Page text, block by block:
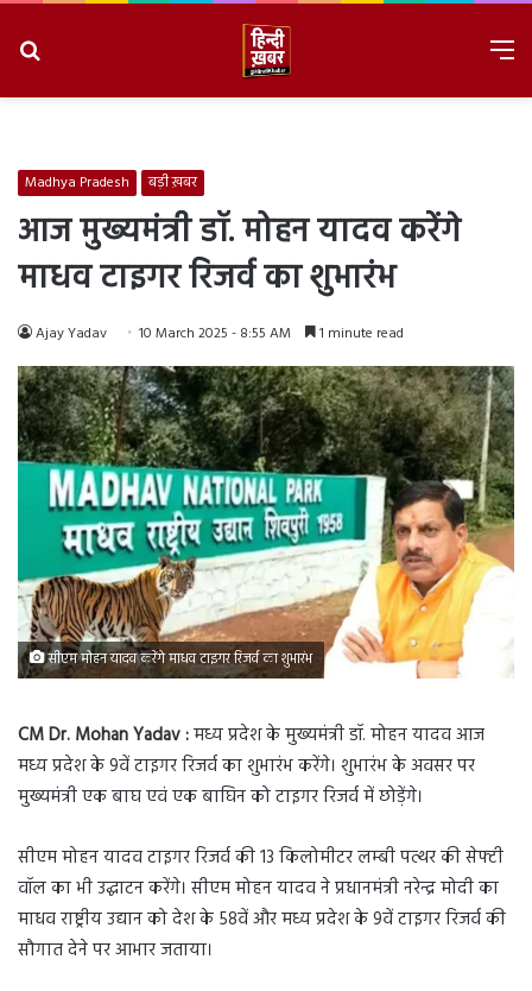
Madhya Pradesh बड़ी ख़बर
आज मुख्यमंत्री डॉ. मोहन यादव करेंगे
माधव टाइगर रिजर्व का शुभारंभ
Ajay Yadav 10 March 2025 - 8:55 AM 1 minute read
सीएम मोहन यादव करेंगे माधव टाइगर रिजर्व का शुभारंभ
CM Dr. Mohan Yadav :मध्य प्रदेश के मुख्यमंत्री डॉ. मोहन यादव आज
मध्य प्रदेश के 9वें टाइगर रिजर्व का शुभारंभ करेंगे। शुभारंभ के अवसर पर
मुख्यमंत्री एक बाघ एवं एक बाघिन को टाइगर रिजर्व में छोड़ेंगे।
सीएम मोहन यादव टाइगर रिजर्व की 13 किलोमीटर लम्बी पत्थर की सेफ्टी
वॉल का भी उद्घाटन करेंगे। सीएम मोहन यादव ने प्रधानमंत्री नरेन्द्र मोदी का
माधव राष्ट्रीय उद्यान को देश के 58वें और मध्य प्रदेश के 9वें टाइगर रिजर्व की
सौगात देने पर आभार जताया।